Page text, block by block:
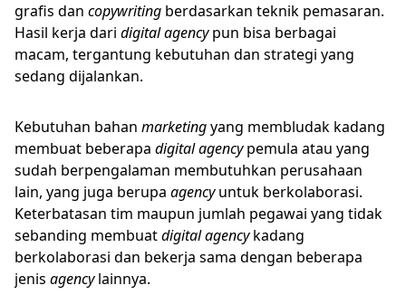
grafis dan copywriting berdasarkan teknik pemasaran.
Hasil kerja dari digital agencypun bisa berbagai
macam, tergantung kebutuhan dan strategi yang
sedang dijalankan.
Kebutuhan bahan marketingyang membludak kadang
membuat beberapa digitalagencypemula atau yang
sudah berpengalaman membutuhkan perusahaan
lain, yang juga berupa agencyuntuk berkolaborasi.
Keterbatasan tim maupun jumlah pegawai yang tidak
sebanding membuatdigitalagencykadang
berkolaborasi dan bekerja sama dengan beberapa
jenis agencylainnya.